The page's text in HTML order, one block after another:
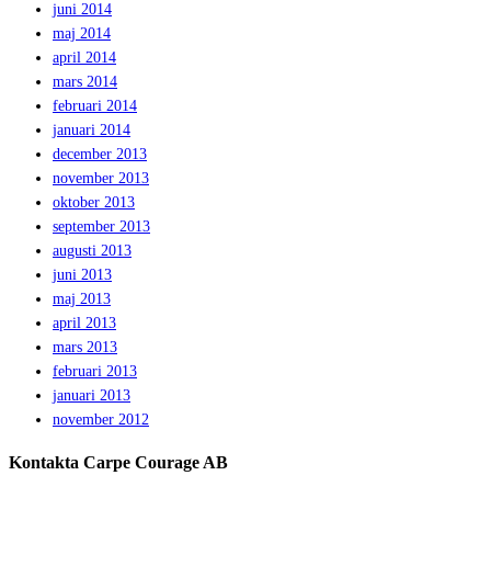
juni 2014
maj 2014
april 2014
mars 2014
februari 2014
januari 2014
december 2013
november 2013
oktober 2013
september 2013
augusti 2013
juni 2013
maj 2013
april 2013
mars 2013
februari 2013
januari 2013
november 2012
Kontakta Carpe Courage AB